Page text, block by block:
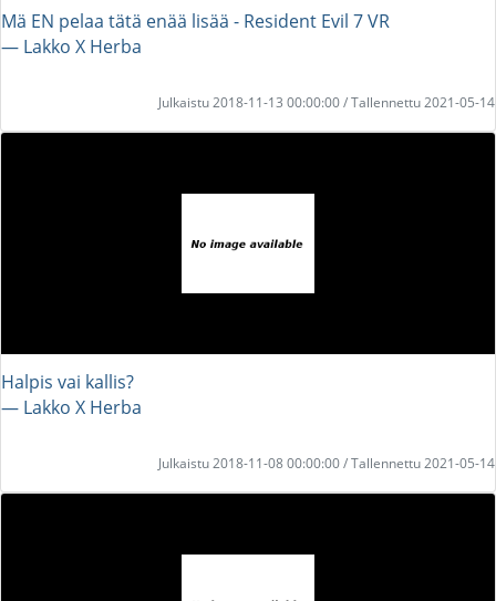
Mä EN pelaa tätä enää lisää - Resident Evil 7 VR
― Lakko X Herba
Julkaistu 2018-11-13 00:00:00 / Tallennettu 2021-05-14
Halpis vai kallis?
― Lakko X Herba
Julkaistu 2018-11-08 00:00:00 / Tallennettu 2021-05-14